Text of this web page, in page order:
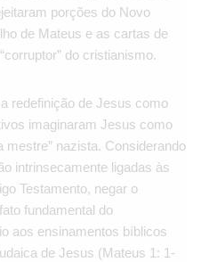
porções do Novo
de Mateus e as cartas de
do cristianismo.
redefinição de Jesus como
imaginaram Jesus como
mestre” nazista. Considerando
intrinsecamente ligadas às
Testamento, negar o
fundamental do
aos ensinamentos bíblicos
de Jesus (Mateus 1: 1-